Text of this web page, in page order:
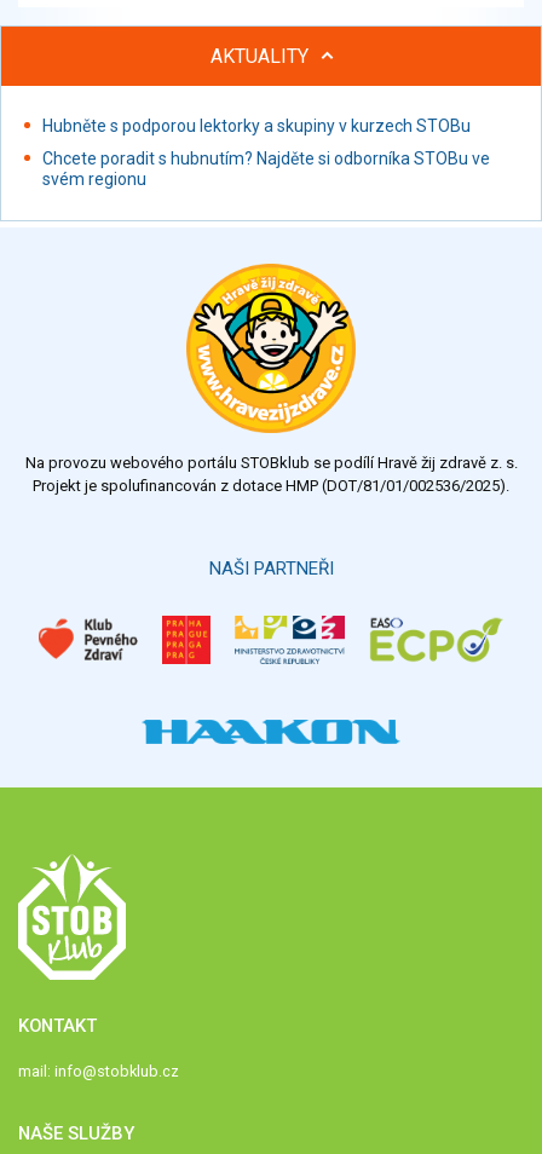
AKTUALITY
Hubněte s podporou lektorky a skupiny v kurzech STOBu
Chcete poradit s hubnutím? Najděte si odborníka STOBu ve
svém regionu
Na provozu webového portálu STOBklub se podílí Hravě žij zdravě z. s.
Projekt je spolufinancován z dotace HMP (DOT/81/01/002536/2025).
NAŠI PARTNEŘI
KONTAKT
mail: info@stobklub.cz
NAŠE SLUŽBY